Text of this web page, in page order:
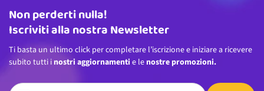
Indirizzo email
Non perderti nulla!
Iscriviti alla nostra Newsletter
Ti basta un ultimo click per completare l’iscrizione e iniziare a ricevere
subito tutti i nostri aggiornamenti e le nostre promozioni.